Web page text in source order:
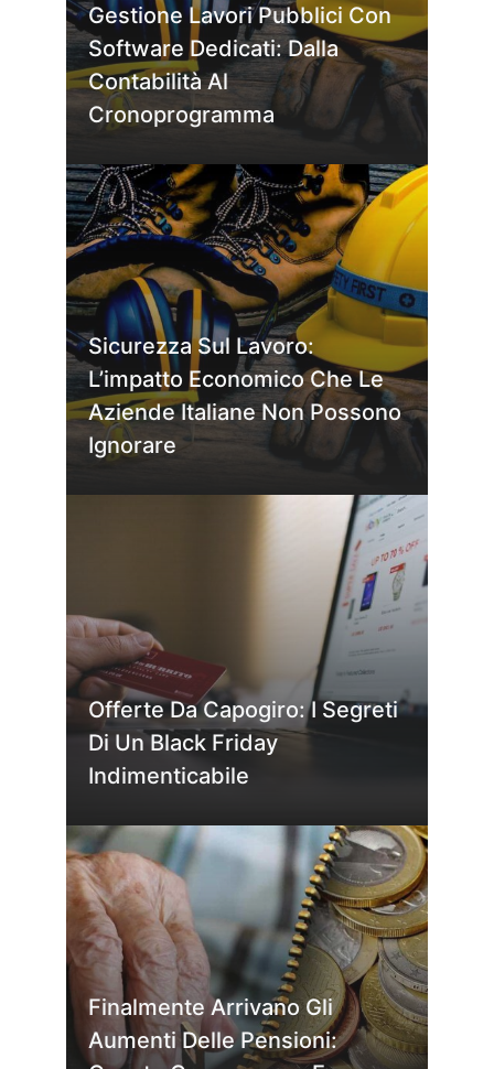
Gestione Lavori Pubblici Con
Software Dedicati: Dalla
Contabilità Al
Cronoprogramma
Sicurezza Sul Lavoro:
L’impatto Economico Che Le
Aziende Italiane Non Possono
Ignorare
Offerte Da Capogiro: I Segreti
Di Un Black Friday
Indimenticabile
Finalmente Arrivano Gli
Aumenti Delle Pensioni: